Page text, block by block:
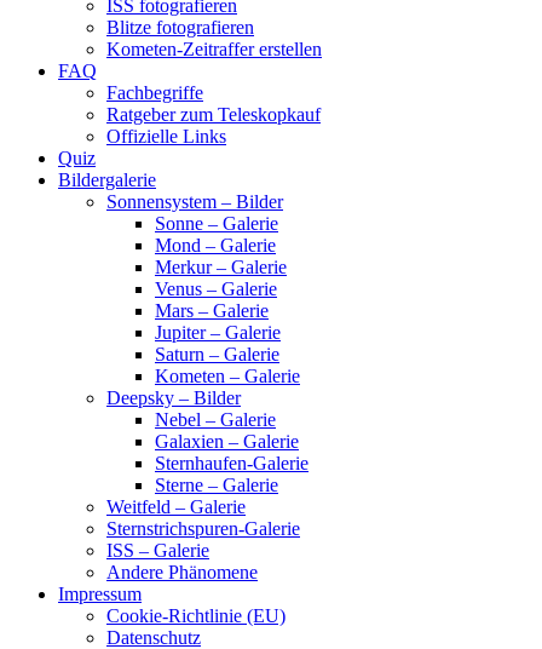
ISS fotografieren
Blitze fotografieren
Kometen-Zeitraffer erstellen
FAQ
Fachbegriffe
Ratgeber zum Teleskopkauf
Offizielle Links
Quiz
Bildergalerie
Sonnensystem – Bilder
Sonne – Galerie
Mond – Galerie
Merkur – Galerie
Venus – Galerie
Mars – Galerie
Jupiter – Galerie
Saturn – Galerie
Kometen – Galerie
Deepsky – Bilder
Nebel – Galerie
Galaxien – Galerie
Sternhaufen-Galerie
Sterne – Galerie
Weitfeld – Galerie
Sternstrichspuren-Galerie
ISS – Galerie
Andere Phänomene
Impressum
Cookie-Richtlinie (EU)
Datenschutz